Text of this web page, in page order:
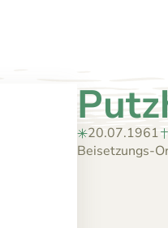
20.07.1961
Beisetzungs-